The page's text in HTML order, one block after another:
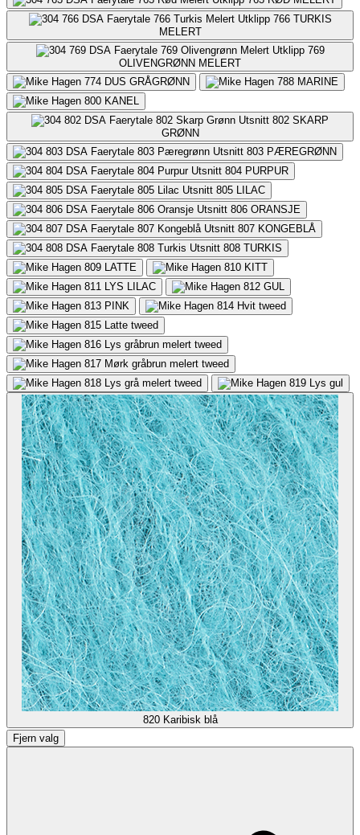
766 TURKIS
MELERT
769
OLIVENGRØNN MELERT
774 DUS GRÅGRØNN 788 MARINE
800 KANEL
802 SKARP
GRØNN
803 PÆREGRØNN
804 PURPUR
805 LILAC
806 ORANSJE
807 KONGEBLÅ
808 TURKIS
809 LATTE 810 KITT
811 LYS LILAC 812 GUL
813 PINK 814 Hvit tweed
815 Latte tweed
816 Lys gråbrun melert tweed
817 Mørk gråbrun melert tweed
818 Lys grå melert tweed 819 Lys gul
820 Karibisk blå
Fjern valg